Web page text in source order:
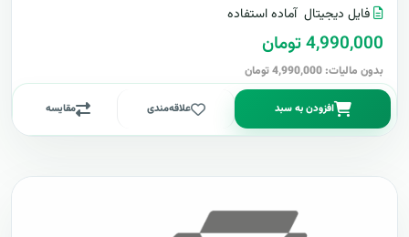
فایل دیجیتال آماده استفاده
4,990,000 تومان
بدون مالیات: 4,990,000 تومان
افزودن به سبد علاقه‌مندی مقایسه